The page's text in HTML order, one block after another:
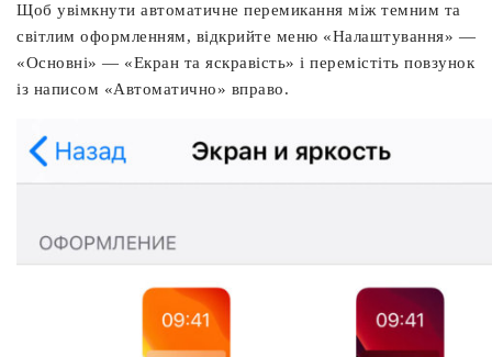
Щоб увімкнути автоматичне перемикання між темним та
світлим оформленням, відкрийте меню «Налаштування» —
«Основні» — «Екран та яскравість» і перемістіть повзунок
із написом «Автоматично» вправо.